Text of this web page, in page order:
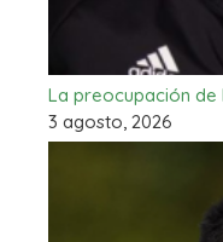
La preocupación de
3 agosto, 2026